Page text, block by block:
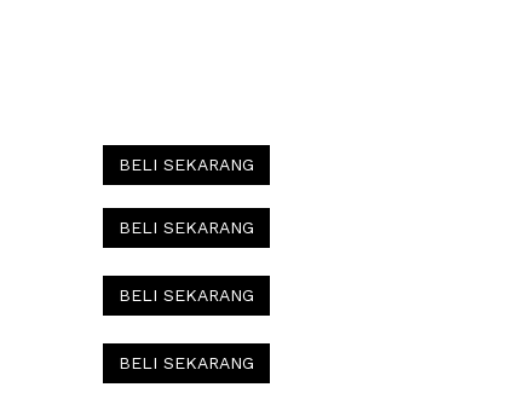
BELI SEKARANG
BELI SEKARANG
BELI SEKARANG
BELI SEKARANG